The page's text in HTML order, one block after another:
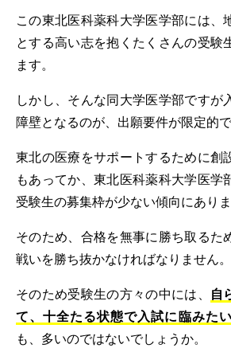
この東北医科薬科大学医学部には、
とする高い志を抱くたくさんの受験
ます。
しかし、そんな同大学医学部ですが
障壁となるのが、出願要件が限定的で
東北の医療をサポートするために創
もあってか、東北医科薬科大学医学
受験生の募集枠が少ない傾向にありま
そのため、合格を無事に勝ち取るた
戦いを勝ち抜かなければなりません。
そのため受験生の方々の中には、 自
て、十全たる状態で入試に臨みた
も、多いのではないでしょうか。